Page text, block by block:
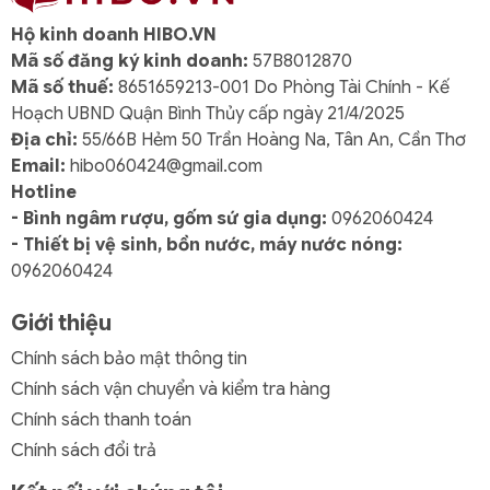
Bé tự cầm theo dễ dàng → rèn tính tự lập
Màu sắc tươi sáng – kích thích thị giác trẻ
Dương, Hồng, Lá, Vàng, Đỏ, Kem
Quy cách đóng kiện
👉
— phù hợp mua sỉ cho trường học và
cơ sở vui chơi
Câu hỏi thường gặp
→ Khoảng
2. Có sử dụng được ngoài trời không?
→ Có, chống nước tốt nhưng nên hạn chế nắng gắt
liên tục.
Hộ kinh doanh HIBO.VN
Mã số đăng ký kinh doanh: 57B8012870
Mã số thuế: 8651659213-001 Do Phòng Tài Chính - Kế
Hoạch UBND Quận Bình Thủy cấp ngày 21/4/2025
Địa chỉ: 55/66B Hẻm 50 Trần Hoàng Na, Tân An, Cần Thơ
Email: hibo060424@gmail.com
Hotline
- Bình ngâm rượu, gốm sứ gia dụng: 0962060424
- Thiết bị vệ sinh, bồn nước, máy nước nóng:
0962060424
Giới thiệu
Chính sách bảo mật thông tin
Chính sách vận chuyển và kiểm tra hàng
Chính sách thanh toán
Chính sách đổi trả